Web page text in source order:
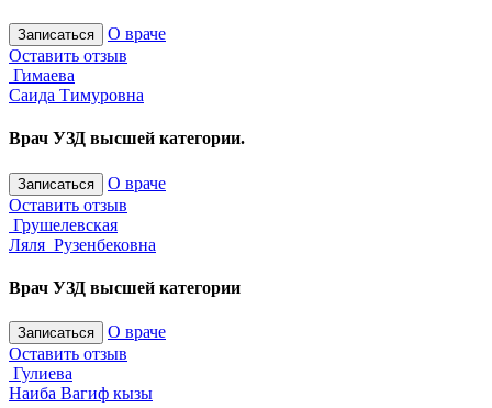
Записаться
О враче
Оставить отзыв
Гимаева
Саида Тимуровна
Врач УЗД высшей категории.
Записаться
О враче
Оставить отзыв
Грушелевская
Ляля Рузенбековна
Врач УЗД высшей категории
Записаться
О враче
Оставить отзыв
Гулиева
Наиба Вагиф кызы